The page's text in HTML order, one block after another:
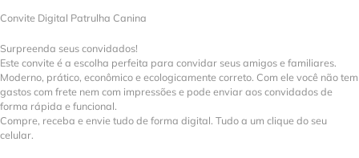
Convite Digital Patrulha Canina
Surpreenda seus convidados!
Este convite é a escolha perfeita para convidar seus amigos e familiares.
Moderno, prático, econômico e ecologicamente correto. Com ele você não tem
gastos com frete nem com impressões e pode enviar aos convidados de
forma rápida e funcional.
Compre, receba e envie tudo de forma digital. Tudo a um clique do seu
celular.